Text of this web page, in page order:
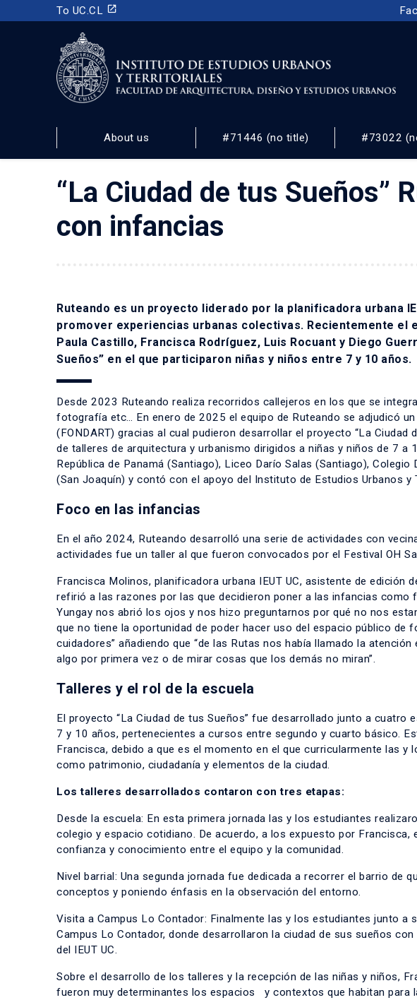
To UC.CL launch
Y TERRITORIALES
FACULTAD DE ARQUITECTURA, DISEÑO Y ESTUDIOS URBANOS
About us #71446 (no title) #73022
“La Ciudad de tus Sueños”
con infancias
Ruteando es un proyecto liderado por la planificadora urbana
promover experiencias urbanas colectivas. Recientemente el
Paula Castillo, Francisca Rodríguez, Luis Rocuant y Diego
Sueños” en el que participaron niñas y niños entre 7 y 10 años.
Desde 2023 Ruteando realiza recorridos callejeros en los que se
fotografía etc… En enero de 2025 el equipo de Ruteando se adjudicó
(FONDART) gracias al cual pudieron desarrollar el proyecto “La
de talleres de arquitectura y urbanismo dirigidos a niñas y niños de 7 a
República de Panamá (Santiago), Liceo Darío Salas (Santiago),
(San Joaquín) y contó con el apoyo del Instituto de Estudios Urbanos y
Foco en las infancias
En el año 2024, Ruteando desarrolló una serie de actividades con
actividades fue un taller al que fueron convocados por el Festival OH
Francisca Molinos, planificadora urbana IEUT UC, asistente de edición
refirió a las razones por las que decidieron poner a las infancias como
Yungay nos abrió los ojos y nos hizo preguntarnos por qué no nos
que no tiene la oportunidad de poder hacer uso del espacio público de
cuidadores” añadiendo que “de las Rutas nos había llamado la
algo por primera vez o de mirar cosas que los demás no miran”.
Talleres y el rol de la escuela
El proyecto “La Ciudad de tus Sueños” fue desarrollado junto a
7 y 10 años, pertenecientes a cursos entre segundo y cuarto básico.
Francisca, debido a que es el momento en el que curricularmente las y
como patrimonio, ciudadanía y elementos de la ciudad.
Los talleres desarrollados contaron con tres etapas:
Desde la escuela: En esta primera jornada las y los estudiantes
colegio y espacio cotidiano. De acuerdo, a los expuesto por
confianza y conocimiento entre el equipo y la comunidad.
Nivel barrial: Una segunda jornada fue dedicada a recorrer el barrio de
conceptos y poniendo énfasis en la observación del entorno.
Visita a Campus Lo Contador: Finalmente las y los estudiantes junto a
Campus Lo Contador, donde desarrollaron la ciudad de sus sueños
del IEUT UC.
Sobre el desarrollo de los talleres y la recepción de las niñas y niños,
fueron muy determinantes los espacios y contextos que habitan para